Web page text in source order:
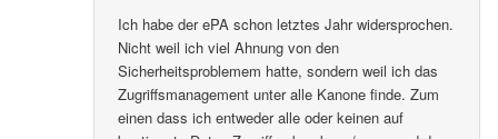
Ich habe der ePA schon letztes Jahr widersprochen.
Nicht weil ich viel Ahnung von den
Sicherheitsproblemem hatte, sondern weil ich das
Zugriffsmanagement unter alle Kanone finde. Zum
einen dass ich entweder alle oder keinen auf